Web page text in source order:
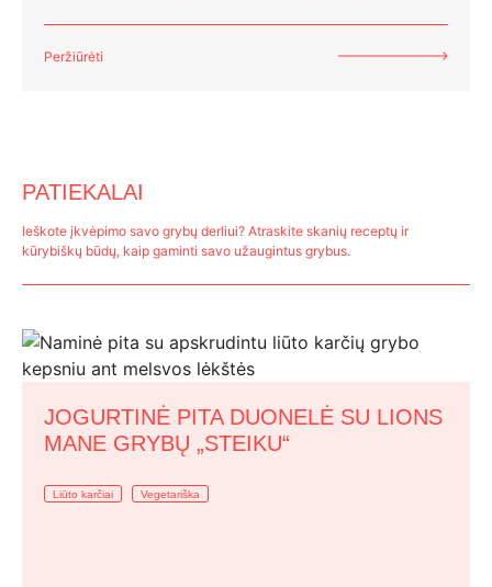
Peržiūrėti
PATIEKALAI
Ieškote įkvėpimo savo grybų derliui? Atraskite skanių receptų ir
kūrybiškų būdų, kaip gaminti savo užaugintus grybus.
JOGURTINĖ PITA DUONELĖ SU LIONS
MANE GRYBŲ „STEIKU“
Liūto karčiai Vegetariška